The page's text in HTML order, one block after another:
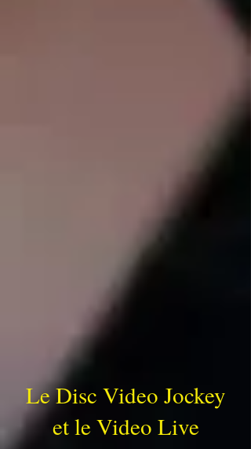
Le Disc Video Jockey
et le Video Live